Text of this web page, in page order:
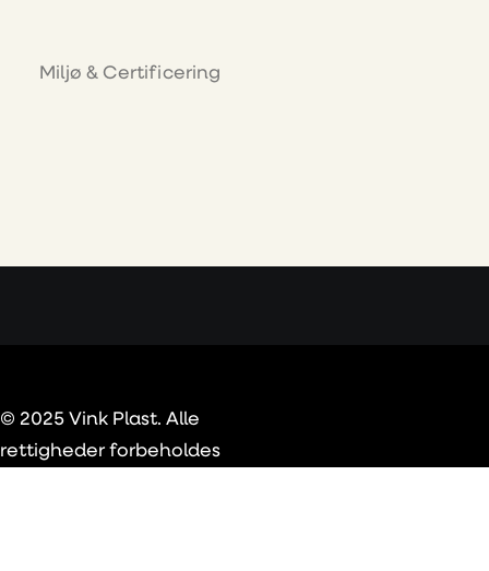
Miljø & Certificering
© 2025 Vink Plast. Alle
rettigheder forbeholdes